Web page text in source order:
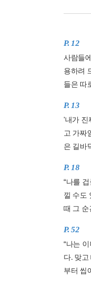
P. 12
사람들
용하려
들은 따
P. 13
'내가 진
고 가짜
은 길바
P. 18
“나를
낄 수도
때 그 순
P. 52
“나는
다. 맞
부터 씹